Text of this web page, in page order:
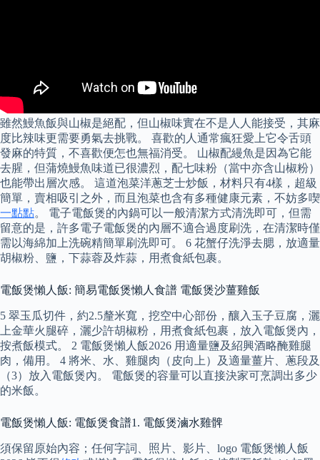
雖然鰻魚飯與山椒是絕配，但山椒味實在不是人人能接受，其麻
度比辣味更需要勇氣去挑戰。 喜歡的人通常瘋狂愛上它令舌頭
發麻的特質，不喜歡便怎也無福消受。 山椒配縵魚是因為它能
去腥，但蒲燒鰻魚味道已很濃烈，配七味粉（當中亦含山椒粉）
也能帶出層次感。 這道泡菜洋蔥芝士炒飯，材料只有4樣，超級
簡單，賣相吸引之外，而且泡菜也含有多種健康元素，不妨多喫
一點點。 電子電飯煲的內鍋可以一般清潔方式清洗即可，但需
留意的是，許多電子電飯煲的內層不適合過度刷洗，在清潔時僅
需以海綿加上洗碗精簡單刷洗即可。 6 花蟹仔洗淨去腮，放適量
胡椒粉、鹽，下蒜蓉及炸蒜，用煮食紙包裹。
電飯煲懶人飯: 簡易電飯煲懶人食譜 電飯煲沙薑雞飯
5 翠玉瓜切件，約2.5釐米寬，挖空中心部份，釀入玉子豆腐，灑
上金華火腿碎，灑少許胡椒粉，用煮食紙包裹，放入電飯煲內，
按煮飯模式。 2 電飯煲懶人飯2026 用適量鹽及紹興酒略醃雞腿
肉，備用。 4 將米、水、雞腿肉（皮向上）及適量薑片、蔥段及
（3）放入電飯煲內。 電飯煲的容量可以直接決家可烹調出多少
的米飯。
電飯煲懶人飯: 電飯煲食譜1. 電飯煲滷水雞髀
須保留原始內容；任何字詞、照片、影片、logo 電飯煲懶人飯